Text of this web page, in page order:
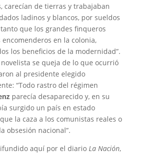
carecían de tierras y trabajaban
ladinos y blancos, por sueldos
que los grandes finqueros
en la colonia,
los beneficios de la modernidad”.
novelista se queja de lo que ocurrió
al presidente elegido
“Todo rastro del régimen
parecía desaparecido y, en su
surgido un país en estado
la caza a los comunistas reales o
obsesión nacional”.
aquí por el diario La Nación,